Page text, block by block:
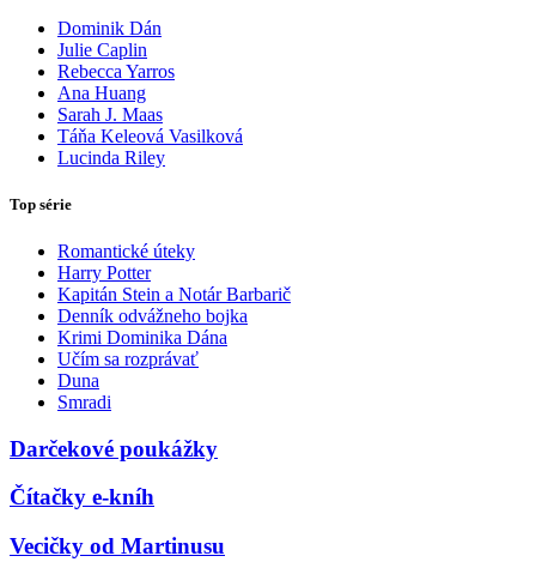
Dominik Dán
Julie Caplin
Rebecca Yarros
Ana Huang
Sarah J. Maas
Táňa Keleová Vasilková
Lucinda Riley
Top série
Romantické úteky
Harry Potter
Kapitán Stein a Notár Barbarič
Denník odvážneho bojka
Krimi Dominika Dána
Učím sa rozprávať
Duna
Smradi
Darčekové poukážky
Čítačky e-kníh
Vecičky od Martinusu